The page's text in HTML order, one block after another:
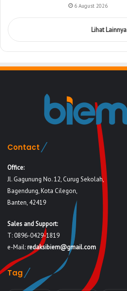
6 August 2026
Lihat Lainnya
Contact
Office:
Jl. Gagunung No. 12, Curug Sekolah,
Bagendung, Kota Cilegon,
Banten, 42419
Sales and Support:
T: 0896-0429-1819
e-Mail:redaksibiem@gmail.com
Tag